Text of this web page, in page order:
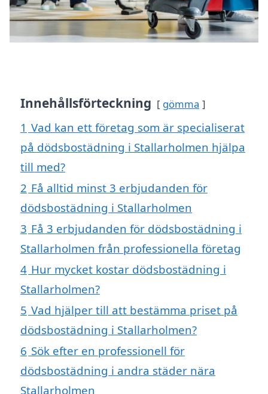
Innehållsförteckning gömma
1 Vad kan ett företag som är specialiserat
på dödsbostädning i Stallarholmen hjälpa
till med?
2 Få alltid minst 3 erbjudanden för
dödsbostädning i Stallarholmen
3 Få 3 erbjudanden för dödsbostädning i
Stallarholmen från professionella företag
4 Hur mycket kostar dödsbostädning i
Stallarholmen?
5 Vad hjälper till att bestämma priset på
dödsbostädning i Stallarholmen?
6 Sök efter en professionell för
dödsbostädning i andra städer nära
Stallarholmen